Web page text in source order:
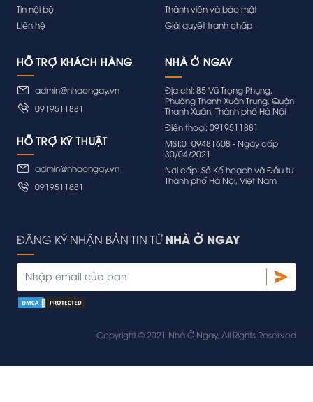
Tin nội bộ
Liên hệ
Thành viên và bảo mật
Giải quyết tranh chấp
HỖ TRỢ KHÁCH HÀNG
admin@nhaongay.vn
0919511881
HỖ TRỢ KỸ THUẬT
admin@nhaongay.vn
0919511881
Địa chỉ: 85 Vũ Trọng Phụng,
Phường Thanh Xuân Trung, Quận
Thanh Xuân, Thành phố Hà Nội
Điện thoại: 0919511881
MST:0109481608 - Ngày cấp
30/04/2021
Nơi cấp: Sở Kế hoạch và Đầu tư
Thành phố Hà Nội, Việt Nam
ĐĂNG KÝ NHẬN BẢN TIN TỪNHÀ Ở NGAY
Copyright © 2021 Nhà Ở Ngay, All Rights Reserved